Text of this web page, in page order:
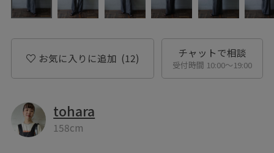
お気に入りに追加 (12) チャットで相談
受付時間 10:00〜19:00
tohara
158cm